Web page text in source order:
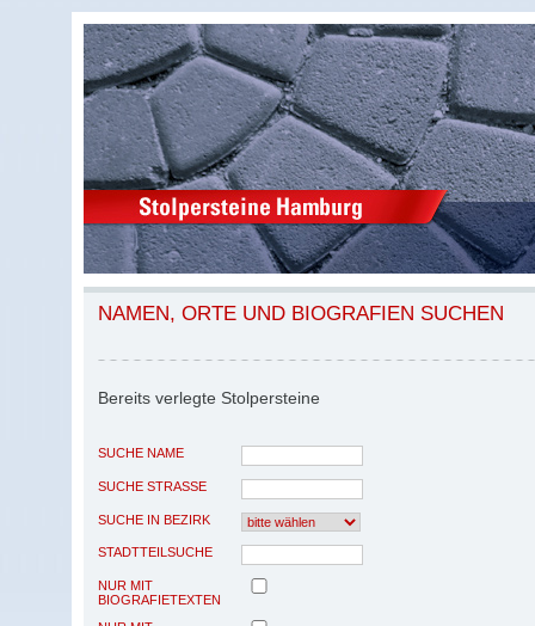
NAMEN, ORTE UND BIOGRAFIEN SUCHEN
Bereits verlegte Stolpersteine
SUCHE NAME
SUCHE STRASSE
SUCHE IN BEZIRK
STADTTEILSUCHE
NUR MIT
BIOGRAFIETEXTEN